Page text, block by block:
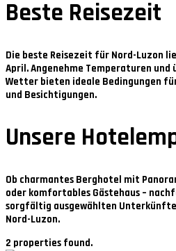
Beste Reisezeit
Die beste Reisezeit für Nord-Luzon
April. Angenehme Temperaturen
Wetter bieten ideale Bedingungen
und Besichtigungen.
Unsere
Ob charmantes Berghotel mit
oder komfortables Gästehaus –
sorgfältig ausgewählten
Nord-Luzon.
2 properties found.